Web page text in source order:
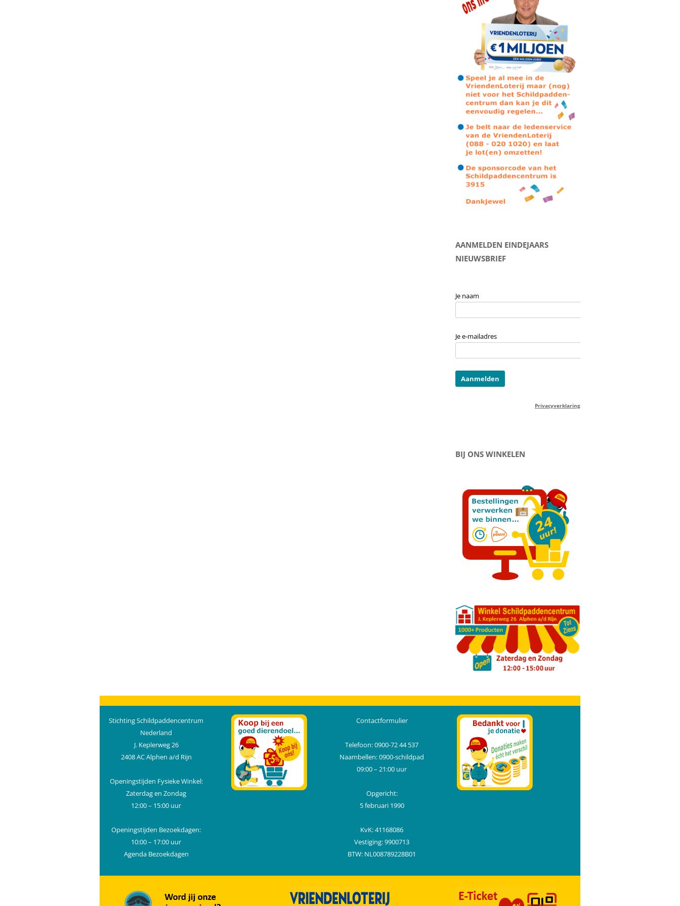
AANMELDEN EINDEJAARS
NIEUWSBRIEF
Je naam
Je e-mailadres
Privacyverklaring
BIJ ONS WINKELEN
Stichting Schildpaddencentrum
Nederland
J. Keplerweg 26
2408 AC Alphen a/d Rijn
Openingstijden Fysieke Winkel:
Zaterdag en Zondag
12:00 – 15:00 uur
Openingstijden Bezoekdagen:
10:00 – 17:00 uur
Agenda Bezoekdagen
Contactformulier
Telefoon: 0900-72 44 537
Naambellen: 0900-schildpad
09:00 – 21:00 uur
Opgericht:
5 februari 1990
KvK: 41168086
Vestiging: 9900713
BTW: NL008789228B01